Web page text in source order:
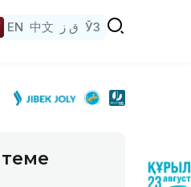
EN 中文 ق ز ЎЗ